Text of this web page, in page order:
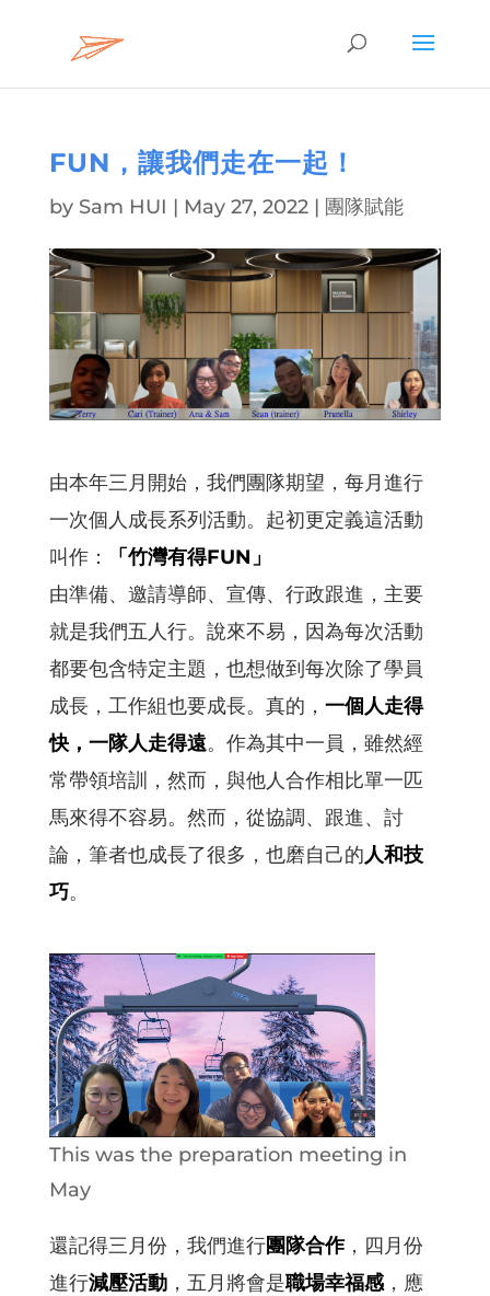
FUN，讓我們走在一起！
by Sam HUI | May 27, 2022| 團隊賦能
由本年三月開始，我們團隊期望，每月進行
一次個人成長系列活動。起初更定義這活動
叫作：
「竹灣有得FUN」
由準備、邀請導師、宣傳、行政跟進，主要
就是我們五人行。說來不易，因為每次活動
都要包含特定主題，也想做到每次除了學員
成長，工作組也要成長。真的， 一個人走得
快，一隊人走得遠。作為其中一員，雖然經
常帶領培訓，然而，與他人合作相比單一匹
馬來得不容易。然而，從協調、跟進、討
論，筆者也成長了很多，也磨自己的人和技
巧。
This was the preparation meeting in
May
還記得三月份，我們進行團隊合作，四月份
進行減壓活動，五月將會是職場幸福感，應